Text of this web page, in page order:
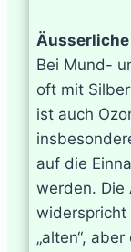
Bei Mund-
oft mit
ist auch
auf die
werden. Die
widerspricht
„alten“,